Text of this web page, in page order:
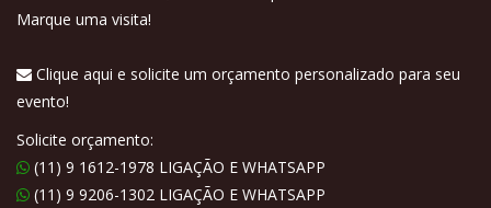
Marque uma visita!
Clique aqui e solicite um orçamento personalizado para seu
evento!
Solicite orçamento:
(11) 9 1612-1978 LIGAÇÃO E WHATSAPP
(11) 9 9206-1302 LIGAÇÃO E WHATSAPP